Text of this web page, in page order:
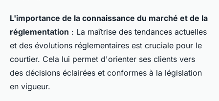
L'importance de la connaissance du marché et de la
réglementation : La maîtrise des tendances actuelles
et des évolutions réglementaires est cruciale pour le
courtier. Cela lui permet d'orienter ses clients vers
des décisions éclairées et conformes à la législation
en vigueur.